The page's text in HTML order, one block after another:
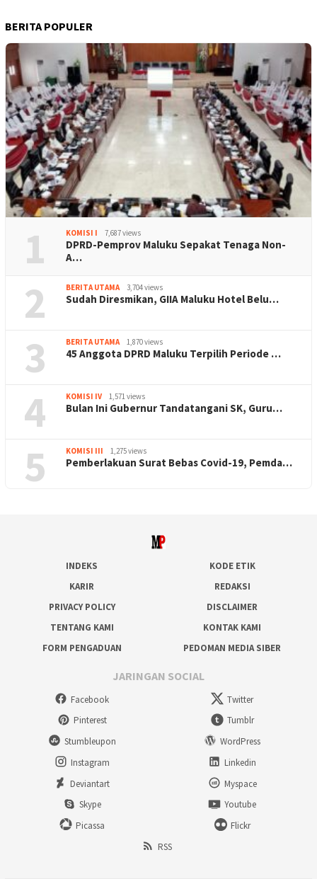
BERITA POPULER
1 KOMISI I 7,687 views
DPRD-Pemprov Maluku Sepakat Tenaga Non-
A…
2 BERITA UTAMA 3,704 views
Sudah Diresmikan, GIIA Maluku Hotel Belu…
3 BERITA UTAMA 1,870 views
45 Anggota DPRD Maluku Terpilih Periode …
4 KOMISI IV 1,571 views
Bulan Ini Gubernur Tandatangani SK, Guru…
5 KOMISI III 1,275 views
Pemberlakuan Surat Bebas Covid-19, Pemda…
INDEKS
KODE ETIK
KARIR
REDAKSI
PRIVACY POLICY
DISCLAIMER
TENTANG KAMI
KONTAK KAMI
FORM PENGADUAN
PEDOMAN MEDIA SIBER
JARINGAN SOCIAL
Facebook
Twitter
Pinterest
Tumblr
Stumbleupon
WordPress
Instagram
Linkedin
Deviantart
Myspace
Skype
Youtube
Picassa
Flickr
RSS